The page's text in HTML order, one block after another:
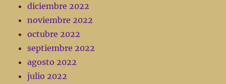
diciembre 2022
noviembre 2022
octubre 2022
septiembre 2022
agosto 2022
julio 2022